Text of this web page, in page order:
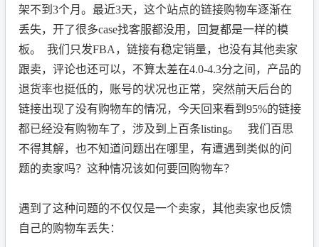
架不到3个月。最近3天，这个站点的链接购物车逐渐在
丢失，开了很多case找客服都没用，回复都是一样的模
板。 我们只发FBA，链接有稳定销量，也没有其他卖家
跟卖，评论也还可以，不算太差在4.0-4.3分之间，产品的
退货率也挺低的，账号的状况也正常，突然前天后台的
链接出现了没有购物车的情况，今天回来看到95%的链接
都已经没有购物车了，涉及到上百条listing。 我们百思
不得其解，也不知道问题出在哪里，有遭遇到类似的问
题的卖家吗？这种情况该如何要回购物车？
遇到了这种问题的不仅仅是一个卖家，其他卖家也反馈
自己的购物车丢失：